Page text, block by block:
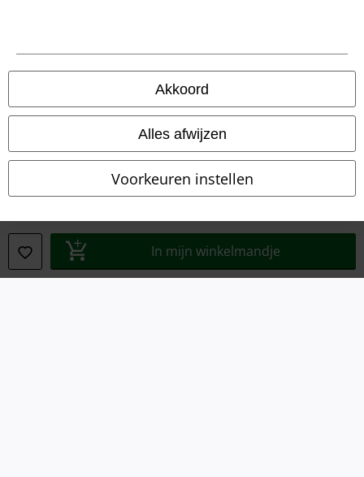
Akkoord
Alles afwijzen
Voorkeuren instellen
In mijn winkelmandje
Algemene Voorwaarden
Verklaring van conformiteit
Informatie over toegankelijkheid
Cookie-instellingen
Annuleer bestelling